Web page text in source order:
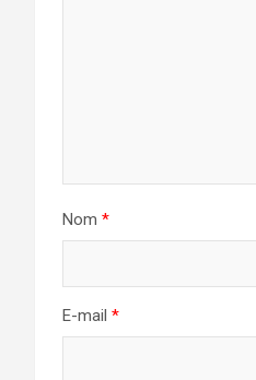
Nom *
E-mail *